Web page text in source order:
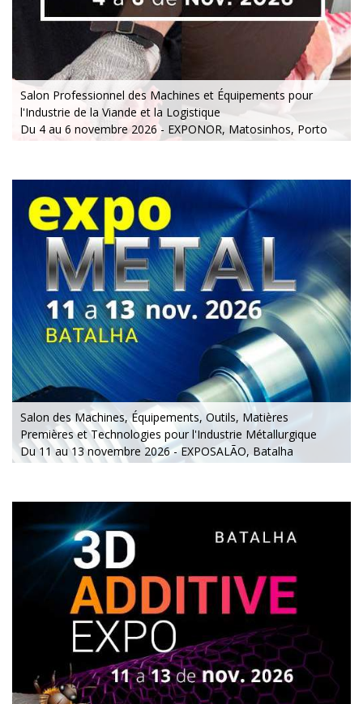
Salon Professionnel des Machines et Équipements pour
l'Industrie de la Viande et la Logistique
Du 4 au 6 novembre 2026 - EXPONOR, Matosinhos, Porto
Du mercredi au vendredi, de 10h à 19h
Salon des Machines, Équipements, Outils, Matières
Premières et Technologies pour l'Industrie Métallurgique
Du 11 au 13 novembre 2026 - EXPOSALÃO, Batalha
Du mercredi à vendredi, de 10h à 19h